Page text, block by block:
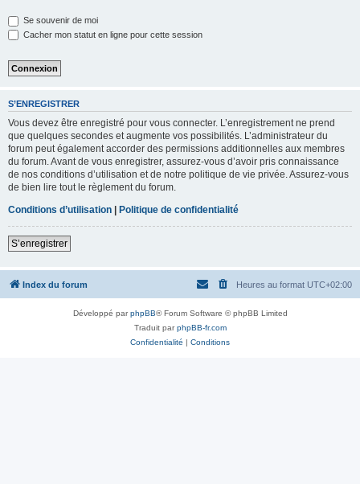
Se souvenir de moi
Cacher mon statut en ligne pour cette session
S’ENREGISTRER
Vous devez être enregistré pour vous connecter. L’enregistrement ne prend
que quelques secondes et augmente vos possibilités. L’administrateur du
forum peut également accorder des permissions additionnelles aux membres
du forum. Avant de vous enregistrer, assurez-vous d’avoir pris connaissance
de nos conditions d’utilisation et de notre politique de vie privée. Assurez-vous
de bien lire tout le règlement du forum.
Conditions d’utilisation | Politique de confidentialité
S’enregistrer
Index du forum Heures au format UTC+02:00
Développé parphpBB® Forum Software © phpBB Limited
Traduit parphpBB-fr.com
Confidentialité | Conditions